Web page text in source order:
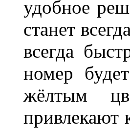
удобное
станет
всегда
номер
жёлтым
привлекают